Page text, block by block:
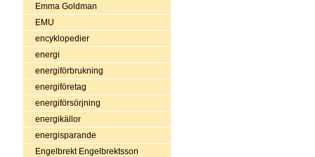
Emma Goldman
EMU
encyklopedier
energi
energiförbrukning
energiföretag
energiförsörjning
energikällor
energisparande
Engelbrekt Engelbrektsson